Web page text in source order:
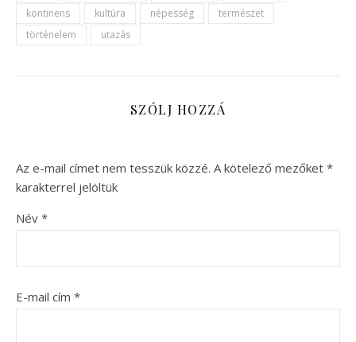
kontinens
kultúra népesség
természet
történelem
utazás
SZÓLJ HOZZÁ
Az e-mail címet nem tesszük közzé. A kötelező mezőket *
karakterrel jelöltük
Név *
E-mail cím *